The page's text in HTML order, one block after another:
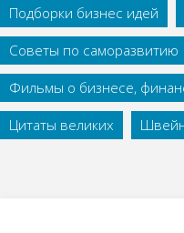
Подборки бизнес идей
Советы по саморазвитию
Фильмы о бизнесе,
Цитаты великих